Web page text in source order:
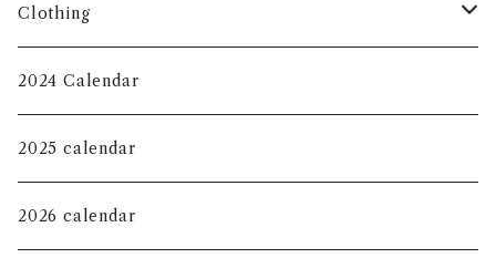
Eco Bag
Key Chain
Jewelry Tray
Magnet
Clothing
T-shirt
KIDS
Long sleeve shirt
Sweat shirt
2024 Calendar
2025 calendar
2026 calendar